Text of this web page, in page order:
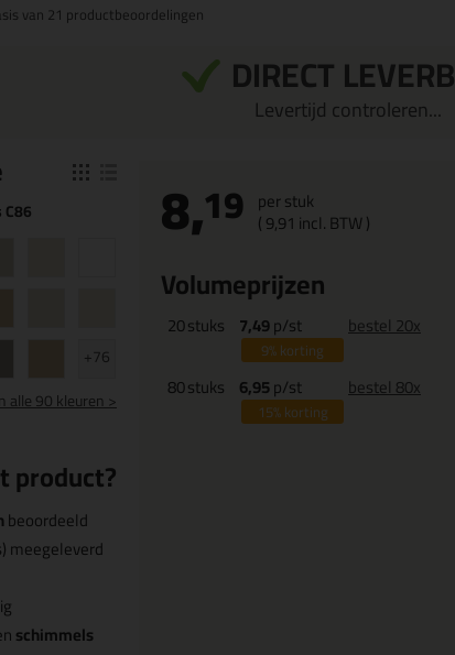
van 21 productbeoordelingen
DIRECT
Levertijd controleren...
+76
alle 90 kleuren >
product?
beoordeeld
meegeleverd
schimmels
8,19 per stuk
(9,91 incl. BTW )
Volumeprijzen
20stuks 7,49p/st
9%korting
bestel 20x
80stuks 6,95p/st
15%korting
bestel 80x